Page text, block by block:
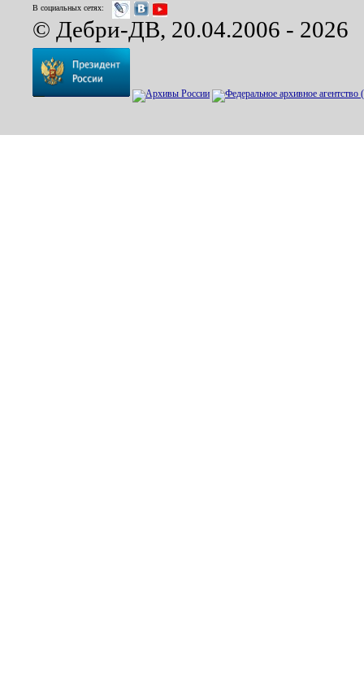
В социальных сетях:
© Дебри-ДВ, 20.04.2006 - 2026